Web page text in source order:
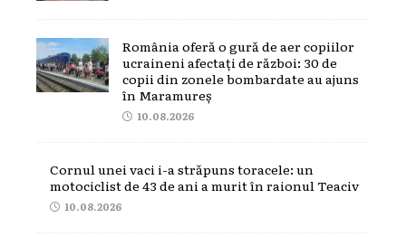
România oferă o gură de aer copiilor
ucraineni afectați de război: 30 de
copii din zonele bombardate au ajuns
în Maramureș
10.08.2026
Cornul unei vaci i-a străpuns toracele: un
motociclist de 43 de ani a murit în raionul Teaciv
10.08.2026